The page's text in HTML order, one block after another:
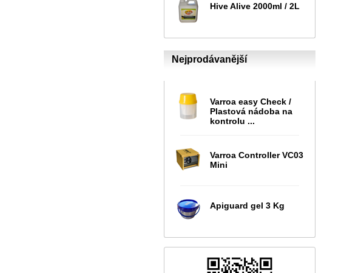
Hive Alive 2000ml / 2L
Nejprodávanější
Varroa easy Check /
Plastová nádoba na
kontrolu ...
Varroa Controller VC03
Mini
Apiguard gel 3 Kg